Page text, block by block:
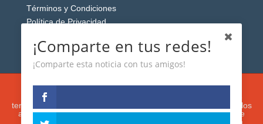
Términos y Condiciones
Política de Privacidad
Esta web usa cookies analíticas y publicitarias (propias y de
terceros) para analizar el tráfico y personalizar el contenido y los
anuncios que le mostremos de acuerdo con su navegación e
intereses, buscando así mejorar su experiencia. Si presiona
¡Comparte en tus redes!
¡Comparte esta noticia con tus amigos!